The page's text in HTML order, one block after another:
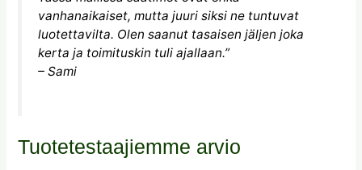
vanhanaikaiset, mutta juuri siksi ne tuntuvat
luotettavilta. Olen saanut tasaisen jäljen joka
kerta ja toimituskin tuli ajallaan.”
– Sami
Tuotetestaajiemme arvio